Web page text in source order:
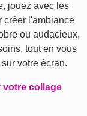
jouez avec les
créer l'ambiance
ou audacieux,
tout en vous
votre écran.
votre collage